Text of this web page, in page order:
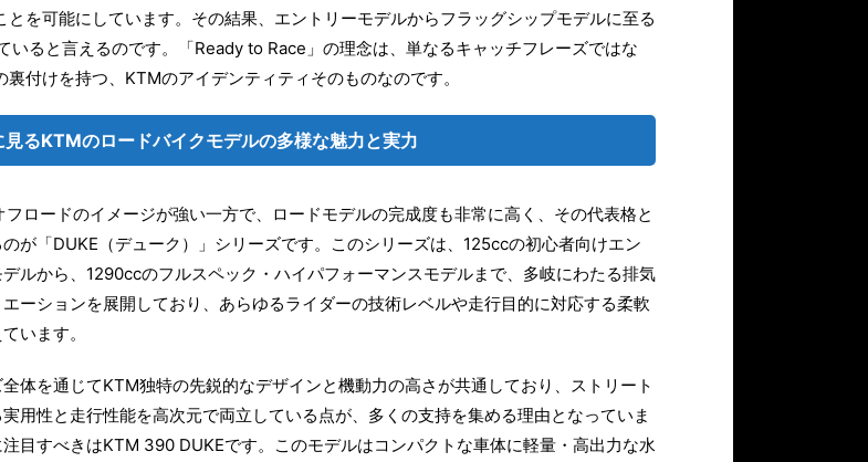
を可能にしています。その結果、エントリーモデルからフラッグシップモデルに至る
いると言えるのです。「Ready to Race」の理念は、単なるキャッチフレーズではな
付けを持つ、KTMのアイデンティティそのものなのです。
るKTMのロードバイクモデルの多様な魅力と実力
フロードのイメージが強い一方で、ロードモデルの完成度も非常に高く、その代表格と
のが「DUKE（デューク）」シリーズです。このシリーズは、125ccの初心者向けエン
デルから、1290ccのフルスペック・ハイパフォーマンスモデルまで、多岐にわたる排気
ーションを展開しており、あらゆるライダーの技術レベルや走行目的に対応する柔軟
います。
体を通じてKTM独特の先鋭的なデザインと機動力の高さが共通しており、ストリート
用性と走行性能を高次元で両立している点が、多くの支持を集める理由となっていま
目すべきはKTM 390 DUKEです。このモデルはコンパクトな車体に軽量・高出力な水